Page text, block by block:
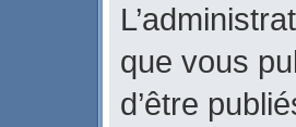
que vous
d’être